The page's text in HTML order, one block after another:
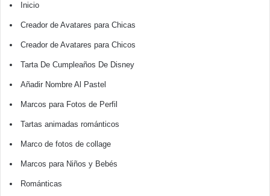
Inicio
Creador de Avatares para Chicas
Creador de Avatares para Chicos
Tarta De Cumpleaños De Disney
Añadir Nombre Al Pastel
Marcos para Fotos de Perfil
Tartas animadas románticos
Marco de fotos de collage
Marcos para Niños y Bebés
Románticas